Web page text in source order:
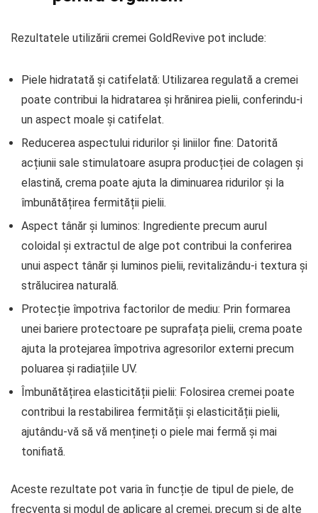
Rezultatele utilizării cremei GoldRevive pot include:
Piele hidratată și catifelată: Utilizarea regulată a cremei
poate contribui la hidratarea și hrănirea pielii, conferindu-i
un aspect moale și catifelat.
Reducerea aspectului ridurilor și liniilor fine: Datorită
acțiunii sale stimulatoare asupra producției de colagen și
elastină, crema poate ajuta la diminuarea ridurilor și la
îmbunătățirea fermității pielii.
Aspect tânăr și luminos: Ingrediente precum aurul
coloidal și extractul de alge pot contribui la conferirea
unui aspect tânăr și luminos pielii, revitalizându-i textura și
strălucirea naturală.
Protecție împotriva factorilor de mediu: Prin formarea
unei bariere protectoare pe suprafața pielii, crema poate
ajuta la protejarea împotriva agresorilor externi precum
poluarea și radiațiile UV.
Îmbunătățirea elasticității pielii: Folosirea cremei poate
contribui la restabilirea fermității și elasticității pielii,
ajutându-vă să vă mențineți o piele mai fermă și mai
tonifiată.
Aceste rezultate pot varia în funcție de tipul de piele, de
frecvența și modul de aplicare al cremei, precum și de alte